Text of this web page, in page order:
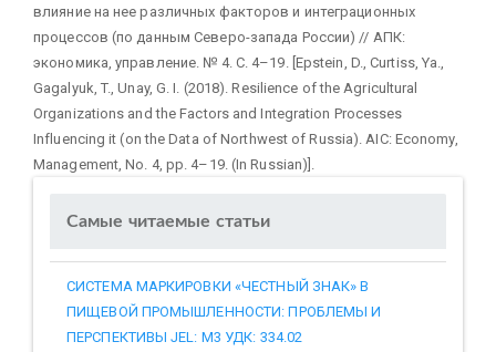
влияние на нее различных факторов и интеграционных
процессов (по данным Северо-запада России) // АПК:
экономика, управление. № 4. С. 4–19. [Epstein, D., Curtiss, Ya.,
Gagalyuk, T., Unay, G. I. (2018). Resilience of the Agricultural
Organizations and the Factors and Integration Processes
Influencing it (on the Data of Northwest of Russia). AIC: Economy,
Management, No. 4, рр. 4–19. (In Russian)].
Самые читаемые статьи
СИСТЕМА МАРКИРОВКИ «ЧЕСТНЫЙ ЗНАК» В
ПИЩЕВОЙ ПРОМЫШЛЕННОСТИ: ПРОБЛЕМЫ И
ПЕРСПЕКТИВЫ JEL: M3 УДК: 334.02